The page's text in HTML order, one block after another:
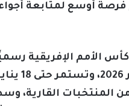
يتيح فرصة أوسع لمتابعة
الأمم الإفريقية
المنتخبات القارية،